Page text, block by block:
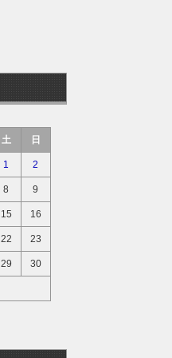
土 日
1 2
8 9
15 16
22 23
29 30